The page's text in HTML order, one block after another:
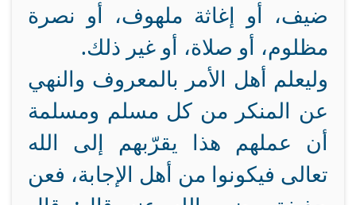
ضيف، أو إغاثة ملهوف، أو نصرة
مظلوم، أو صلاة، أو غير ذلك.
وليعلم أهل الأمر بالمعروف والنهي
عن المنكر من كل مسلم ومسلمة
أن عملهم هذا يقرّبهم إلى الله
تعالى فيكونوا من أهل الإجابة، فعن